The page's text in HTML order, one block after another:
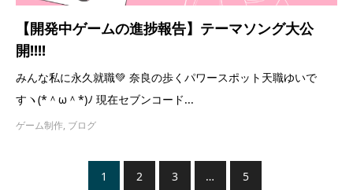
【開発中ゲームの進捗報告】テーマソング大公
開!!!!
みんな私に永久就職💚 奈良の歩くパワースポット天職ゆいで
すヽ(*＾ω＾*)ﾉ 現在セブンコード...
ゲーム制作, ブログ
1 2 3 … 5